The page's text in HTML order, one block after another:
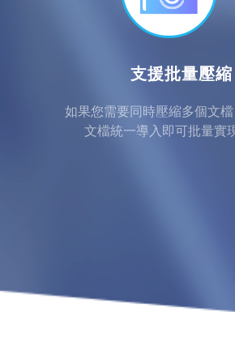
支援批量壓縮
如果您需要同時壓縮多個文
文檔統一導入即可批量實